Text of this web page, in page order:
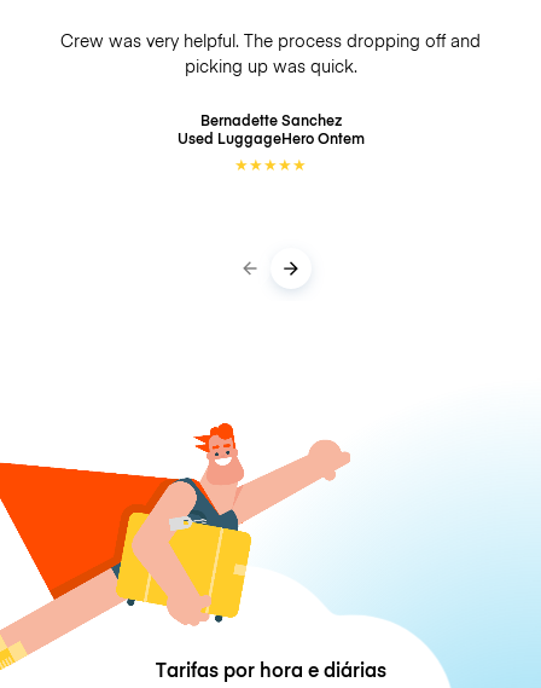
Crew was very helpful. The process dropping off and
picking up was quick.
Bernadette Sanchez
Used LuggageHeroOntem
★★★★★
Tarifas por hora e diárias